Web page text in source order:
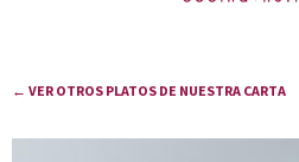
Sanare cocina + nutrición en Almería
← VER OTROS PLATOS DE NUESTRA CARTA